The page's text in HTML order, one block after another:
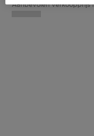
Aanbevolen verkoopprijs